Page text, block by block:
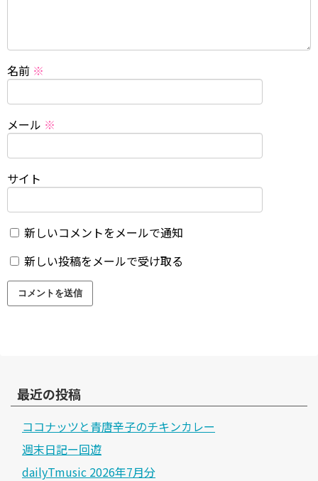
名前 ※
メール ※
サイト
新しいコメントをメールで通知
新しい投稿をメールで受け取る
最近の投稿
ココナッツと青唐辛子のチキンカレー
週末日記ー回遊
dailyTmusic 2026年7月分